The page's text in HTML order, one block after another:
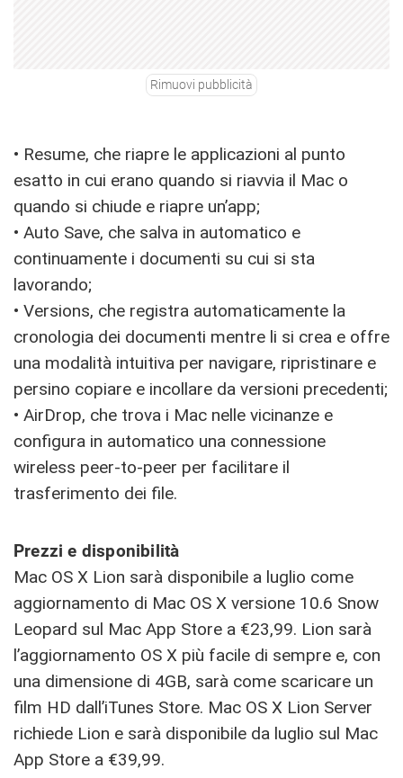
Rimuovi pubblicità
• Resume, che riapre le applicazioni al punto
esatto in cui erano quando si riavvia il Mac o
quando si chiude e riapre un’app;
• Auto Save, che salva in automatico e
continuamente i documenti su cui si sta
lavorando;
• Versions, che registra automaticamente la
cronologia dei documenti mentre li si crea e offre
una modalità intuitiva per navigare, ripristinare e
persino copiare e incollare da versioni precedenti;
• AirDrop, che trova i Mac nelle vicinanze e
configura in automatico una connessione
wireless peer-to-peer per facilitare il
trasferimento dei file.
Prezzi e disponibilità
Mac OS X Lion sarà disponibile a luglio come
aggiornamento di Mac OS X versione 10.6 Snow
Leopard sul Mac App Store a €23,99. Lion sarà
l’aggiornamento OS X più facile di sempre e, con
una dimensione di 4GB, sarà come scaricare un
film HD dall’iTunes Store. Mac OS X Lion Server
richiede Lion e sarà disponibile da luglio sul Mac
App Store a €39,99.